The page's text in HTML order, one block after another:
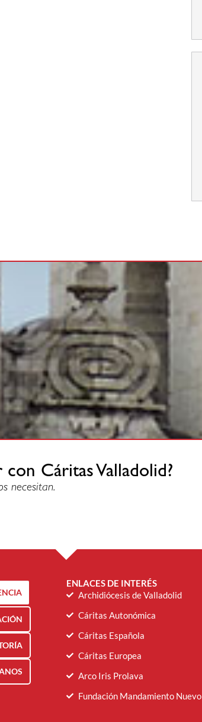
Cáritas Valladolid?
necesitan.
ENLACES DE INTERÉS
Archidiócesis de Valladolid
Cáritas Autonómica
Cáritas Española
Cáritas Europea
Arco Iris Prolava
Fundación Mandamiento Nuevo